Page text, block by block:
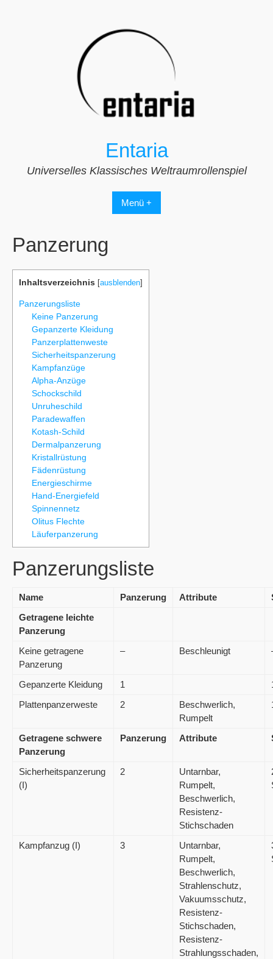
Entaria
Universelles Klassisches Weltraumrollenspiel
Menü +
Panzerung
Inhaltsverzeichnis [ausblenden]
Panzerungsliste
Keine Panzerung
Gepanzerte Kleidung
Panzerplattenweste
Sicherheitspanzerung
Kampfanzüge
Alpha-Anzüge
Schockschild
Unruheschild
Paradewaffen
Kotash-Schild
Dermalpanzerung
Kristallrüstung
Fädenrüstung
Energieschirme
Hand-Energiefeld
Spinnennetz
Olitus Flechte
Läuferpanzerung
Panzerungsliste
Name Panzerung Attribute
Getragene leichte
Panzerung
Keine getragene
Panzerung
– Beschleunigt
Gepanzerte Kleidung 1
Plattenpanzerweste
2
Beschwerlich,
Rumpelt
Getragene schwere
Panzerung
Panzerung Attribute
Sicherheitspanzerung
(I)
2
Untarnbar,
Rumpelt,
Beschwerlich,
Resistenz-
Stichschaden
Kampfanzug (I) 3
Untarnbar,
Rumpelt,
Beschwerlich,
Strahlenschutz,
Vakuumsschutz,
Resistenz-
Stichschaden,
Resistenz-
Strahlungsschaden,